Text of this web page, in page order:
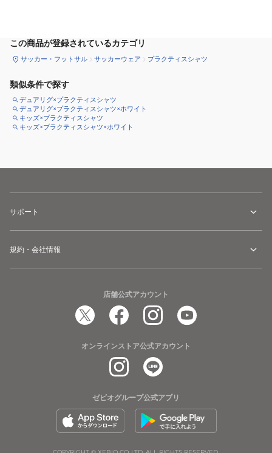
この商品が登録されているカテゴリ
サッカー・フットサル サッカーウェア プラクティスシャツ
類似条件で探す
デュアリグ×プラクティスシャツ
デュアリグ×プラクティスシャツ×ホワイト
キッズ×プラクティスシャツ
キッズ×プラクティスシャツ×ホワイト
サポート
規約・会社情報
店舗公式アカウント
オンラインストア公式アカウント
ゼビオグループ公式アプリ